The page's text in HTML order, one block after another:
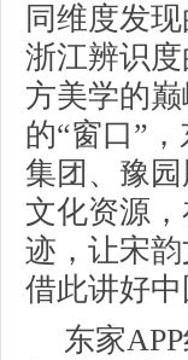
同维度发
浙江辨识
方美学的
的“窗口”
集团、豫
文化资源
迹，让宋
借此讲好中
东家